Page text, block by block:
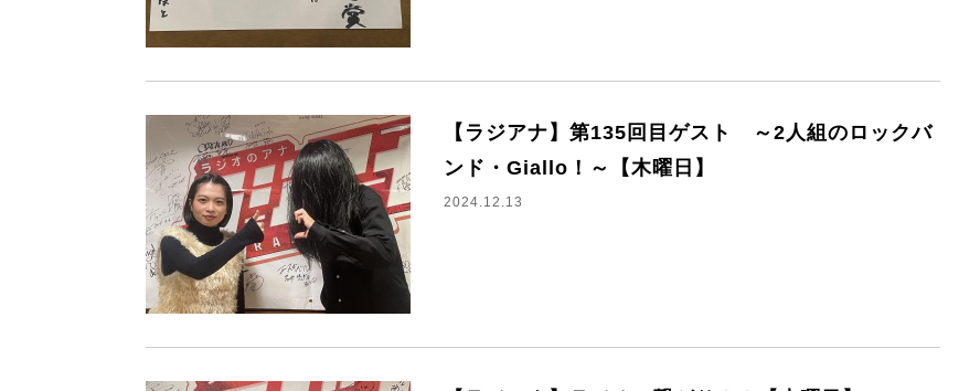
【ラジアナ】第135回目ゲスト ～2人組のロックバ
ンド・Giallo！～【木曜日】
2024.12.13